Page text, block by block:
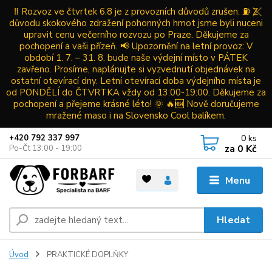
‼️ Rozvoz ve čtvrtek 6.8 je z provozních důvodů zrušen. ⛽ Z
důvodu skokového zdražení pohonných hmot jsme byli nuceni
upravit cenu večerního rozvozu po Praze. Děkujeme za
pochopení a vaši přízeň. 📢 Upozornění na letní provoz: V
období 1. 7. – 31. 8. bude naše výdejní místo v PÁTEK
zavřeno. Prosíme, naplánujte si vyzvednutí objednávek na
ostatní otevírací dny. Letní otevírací doba výdejního místa je
od PONDĚLÍ do ČTVRTKA vždy od 13:00-19:00. Děkujeme za
pochopení a přejeme krásné léto! 🌞 🔥🆕 Nově doručujeme
mražené maso i na Slovensko Cool balíkem.
Menu
Hledat
+420 792 337 997
Po-Čt 13:00 - 19:00
0 ks
za 0 Kč
Úvod PRAKTICKÉ DOPLŇKY